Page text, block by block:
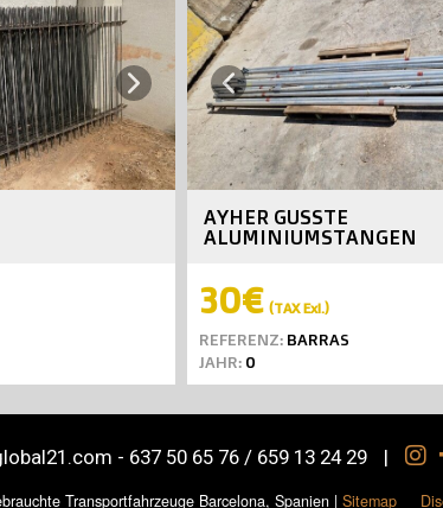
Next Previous
AYHER GUSSTE
ALUMINIUMSTANGEN
30€ (TAX Exl.)
REFERENZ: BARRAS
JAHR: 0
- 637 50 65 76 / 659 13 24 29 |
Transportfahrzeuge Barcelona, Spanien | Sitemap